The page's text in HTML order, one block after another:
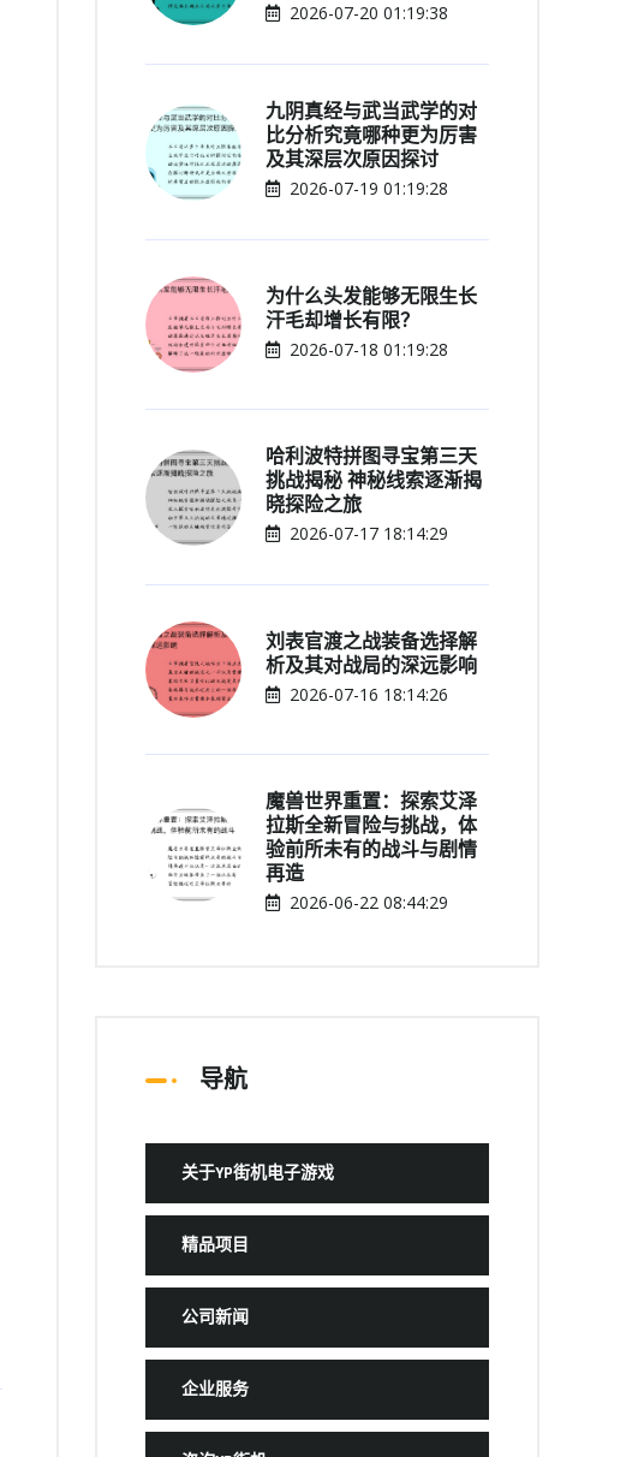
2026-07-20 01:19:38
九阴真经与武当武学的对
比分析究竟哪种更为厉害
及其深层次原因探讨
2026-07-19 01:19:28
为什么头发能够无限生长
汗毛却增长有限？
2026-07-18 01:19:28
哈利波特拼图寻宝第三天
挑战揭秘 神秘线索逐渐揭
晓探险之旅
2026-07-17 18:14:29
刘表官渡之战装备选择解
析及其对战局的深远影响
2026-07-16 18:14:26
魔兽世界重置：探索艾泽
拉斯全新冒险与挑战，体
验前所未有的战斗与剧情
再造
2026-06-22 08:44:29
导航
关于YP街机电子游戏
精品项目
公司新闻
企业服务